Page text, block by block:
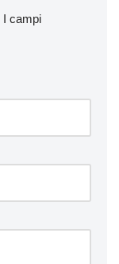
I campi